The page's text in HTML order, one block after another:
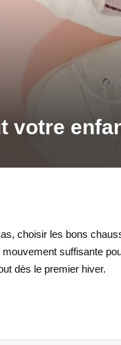
votre
choisir les bons
suffisante
dès le premier hiver.